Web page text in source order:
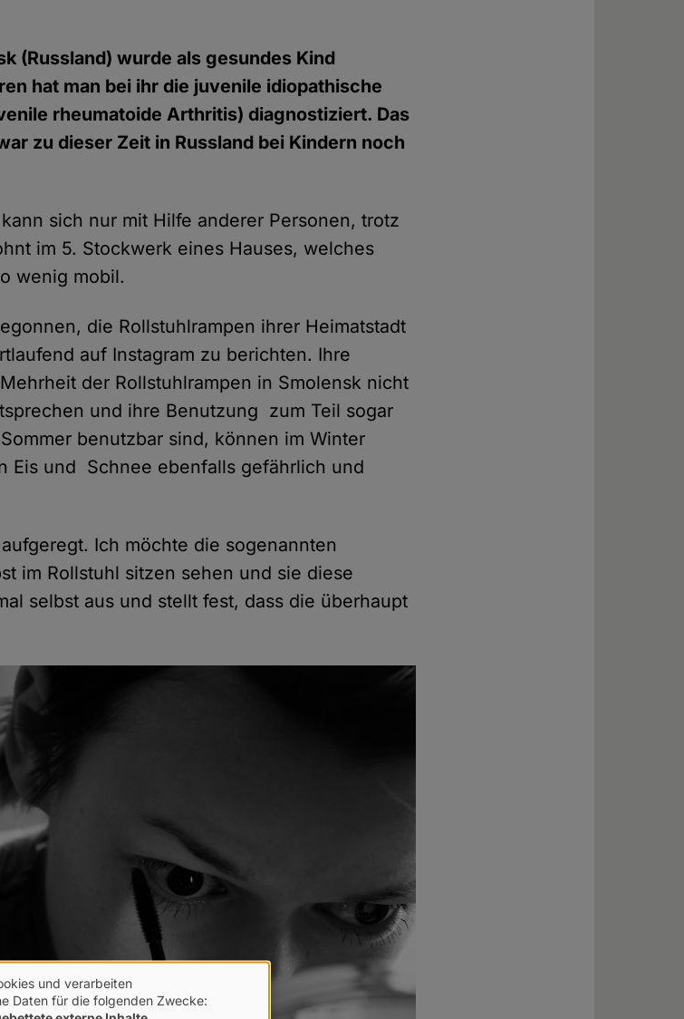
(Russland) wurde als gesundes Kind
hat man bei ihr die juvenile idiopathische
rheumatoide Arthritis) diagnostiziert. Das
zu dieser Zeit in Russland bei Kindern noch
sich nur mit Hilfe anderer Personen, trotz
im 5. Stockwerk eines Hauses, welches
wenig mobil.
die Rollstuhlrampen ihrer Heimatstadt
auf Instagram zu berichten. Ihre
der Rollstuhlrampen in Smolensk nicht
und ihre Benutzung zum Teil sogar
benutzbar sind, können im Winter
Eis und Schnee ebenfalls gefährlich und
Ich möchte die sogenannten
im Rollstuhl sitzen sehen und sie diese
selbst aus und stellt fest, dass die überhaupt
und verarbeiten
Daten für die folgenden Zwecke: